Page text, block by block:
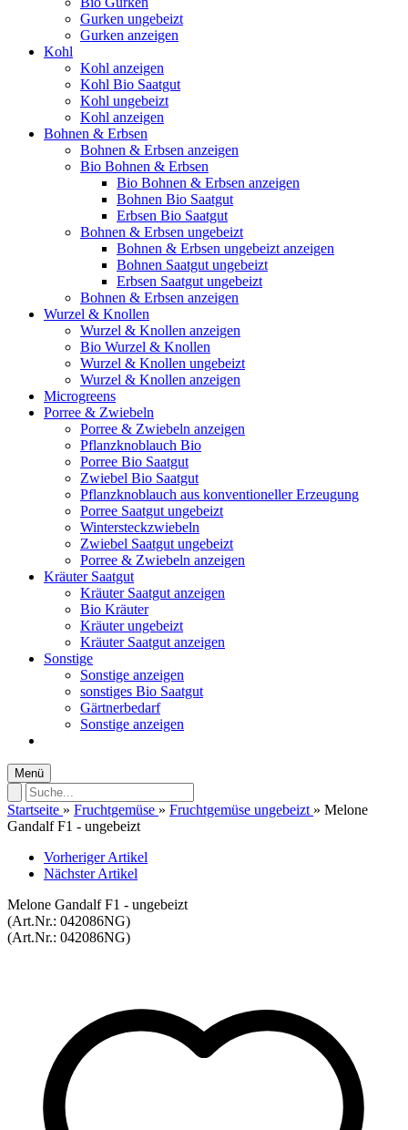
Gurken ungebeizt
Gurken anzeigen
Kohl
Kohl anzeigen
Kohl Bio Saatgut
Kohl ungebeizt
Kohl anzeigen
Bohnen & Erbsen
Bohnen & Erbsen anzeigen
Bio Bohnen & Erbsen
Bio Bohnen & Erbsen anzeigen
Bohnen Bio Saatgut
Erbsen Bio Saatgut
Bohnen & Erbsen ungebeizt
Bohnen & Erbsen ungebeizt anzeigen
Bohnen Saatgut ungebeizt
Erbsen Saatgut ungebeizt
Bohnen & Erbsen anzeigen
Wurzel & Knollen
Wurzel & Knollen anzeigen
Bio Wurzel & Knollen
Wurzel & Knollen ungebeizt
Wurzel & Knollen anzeigen
Microgreens
Porree & Zwiebeln
Porree & Zwiebeln anzeigen
Pflanzknoblauch Bio
Porree Bio Saatgut
Zwiebel Bio Saatgut
Pflanzknoblauch aus konventioneller Erzeugung
Porree Saatgut ungebeizt
Wintersteckzwiebeln
Zwiebel Saatgut ungebeizt
Porree & Zwiebeln anzeigen
Kräuter Saatgut
Kräuter Saatgut anzeigen
Bio Kräuter
Kräuter ungebeizt
Kräuter Saatgut anzeigen
Sonstige
Sonstige anzeigen
sonstiges Bio Saatgut
Gärtnerbedarf
Sonstige anzeigen
Menü
Startseite » Fruchtgemüse » Fruchtgemüse ungebeizt » Melone
Gandalf F1 - ungebeizt
Vorheriger Artikel
Nächster Artikel
Melone Gandalf F1 - ungebeizt
(Art.Nr.: 042086NG)
(Art.Nr.: 042086NG)